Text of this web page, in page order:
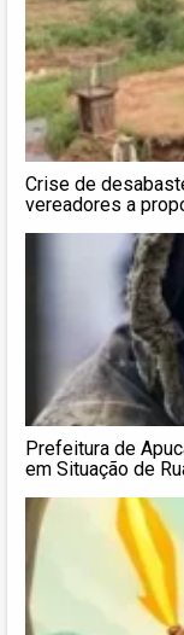
Crise de
vereadores a
Prefeitura de
em Situação de